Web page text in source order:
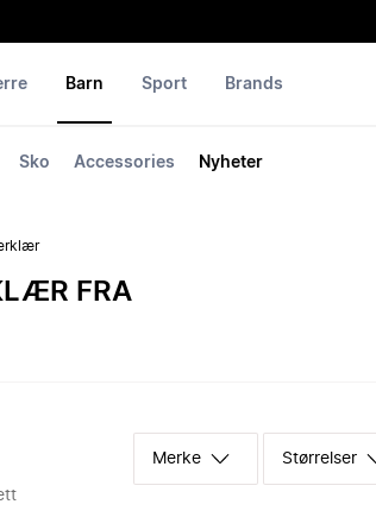
Barn
Sko Accessories Nyheter
Sport Brands
FRA
Merke Størrelser